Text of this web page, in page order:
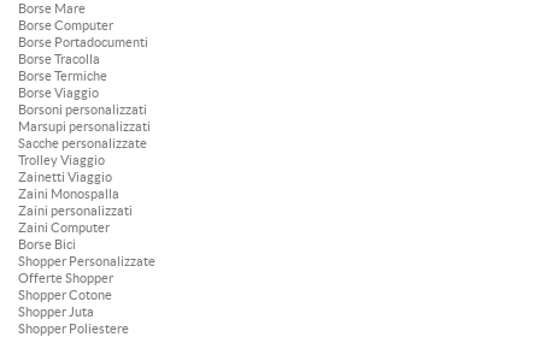
Borse Mare
Borse Computer
Borse Portadocumenti
Borse Tracolla
Borse Termiche
Borse Viaggio
Borsoni personalizzati
Marsupi personalizzati
Sacche personalizzate
Trolley Viaggio
Zainetti Viaggio
Zaini Monospalla
Zaini personalizzati
Zaini Computer
Borse Bici
Shopper Personalizzate
Offerte Shopper
Shopper Cotone
Shopper Juta
Shopper Poliestere